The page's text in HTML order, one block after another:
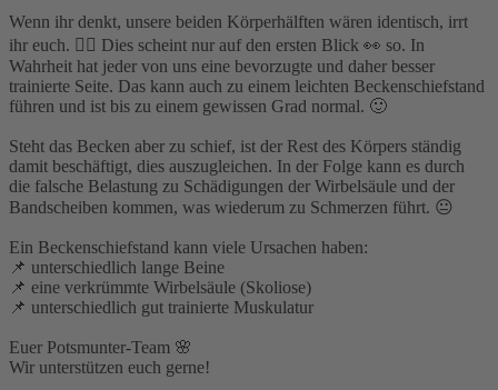
Wenn ihr denkt, unsere beiden Körperhälften wären identisch, irrt
ihr euch. 👆🏻 Dies scheint nur auf den ersten Blick 👀 so. In
Wahrheit hat jeder von uns eine bevorzugte und daher besser
trainierte Seite. Das kann auch zu einem leichten Beckenschiefstand
führen und ist bis zu einem gewissen Grad normal. 🙂⁣
Steht das Becken aber zu schief, ist der Rest des Körpers ständig
damit beschäftigt, dies auszugleichen. In der Folge kann es durch
die falsche Belastung zu Schädigungen der Wirbelsäule und der
Bandscheiben kommen, was wiederum zu Schmerzen führt. 😐⁣
Ein Beckenschiefstand kann viele Ursachen haben:⁣
📌 unterschiedlich lange Beine⁣
📌 eine verkrümmte Wirbelsäule (Skoliose)⁣
📌 unterschiedlich gut trainierte Muskulatur⁣
Euer Potsmunter-Team 🌸⁣
Wir unterstützen euch gerne!⁣